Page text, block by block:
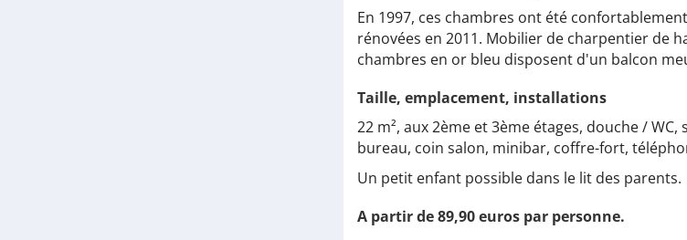
En 1997, ces chambres ont été
rénovées en 2011. Mobilier de charpentier de
chambres en or bleu disposent d'un balcon
Taille, emplacement, installations
22 m², aux 2ème et 3ème étages, douche /
bureau, coin salon, minibar, coffre-fort,
Un petit enfant possible dans le lit des parents.
A partir de 89,90 euros par personne.